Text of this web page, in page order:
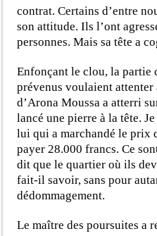
contrat. Certains d’entre
son attitude. Ils l’ont
personnes. Mais sa tête a
Enfonçant le clou, la partie
prévenus voulaient attenter
d’Arona Moussa a atterri
lancé une pierre à la tête.
lui qui a marchandé le prix
payer 28.000 francs. Ce
dit que le quartier où ils
fait-il savoir, sans pour
dédommagement.
Le maître des poursuites a